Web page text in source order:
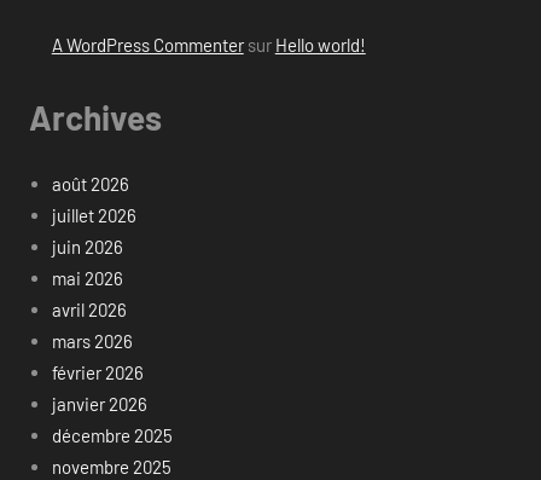
A WordPress Commentersur Hello world!
Archives
août 2026
juillet 2026
juin 2026
mai 2026
avril 2026
mars 2026
février 2026
janvier 2026
décembre 2025
novembre 2025